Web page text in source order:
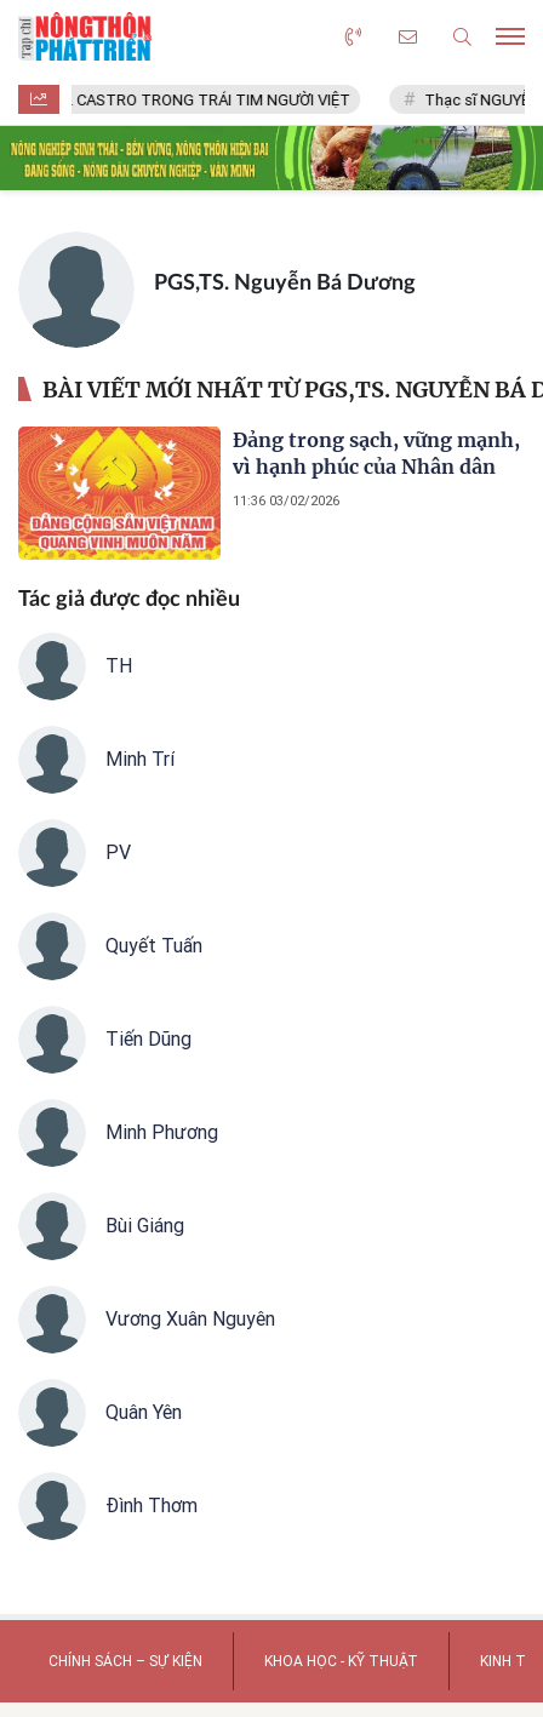
FIDEL CASTRO TRONG TRÁI TIM NGƯỜI VIỆT Thạc sĩ NGUYỄN
PGS,TS. Nguyễn Bá Dương
BÀI VIẾT MỚI NHẤT TỪ PGS,TS. NGUYỄN BÁ
Đảng trong sạch, vững mạnh,
vì hạnh phúc của Nhân dân
11:36 03/02/2026
Tác giả được đọc nhiều
TH
Minh Trí
PV
Quyết Tuấn
Tiến Dũng
Minh Phương
Bùi Giáng
Vương Xuân Nguyên
Quân Yên
Đình Thơm
CHÍNH SÁCH – SỰ KIỆN KHOA HỌC - KỸ THUẬT KINH TẾ